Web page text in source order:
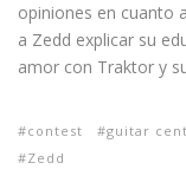
opiniones en cuanto
a Zedd explicar su
amor con Traktor y
contest guitar
Zedd